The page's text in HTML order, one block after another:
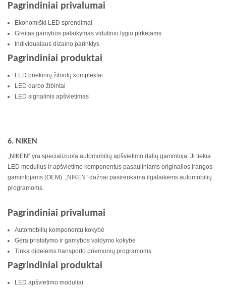
Pagrindiniai privalumai
Ekonomiški LED sprendimai
Greitas gamybos palaikymas vidutinio lygio pirkėjams
Individualaus dizaino parinktys
Pagrindiniai produktai
LED priekinių žibintų komplektai
LED darbo žibintai
LED signalinis apšvietimas
6. NIKEN
„NIKEN“ yra specializuota automobilių apšvietimo dalių gamintoja. Ji tiekia
LED modulius ir apšvietimo komponentus pasauliniams originalios įrangos
gamintojams (OEM). „NIKEN“ dažnai pasirenkama ilgalaikėms automobilių
programoms.
Pagrindiniai privalumai
Automobilių komponentų kokybė
Gera pristatymo ir gamybos valdymo kokybė
Tinka didelėms transporto priemonių programoms
Pagrindiniai produktai
LED apšvietimo moduliai